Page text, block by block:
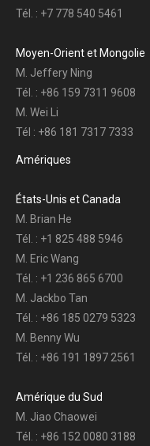
Tél. : +7 778 540 5461
Moyen-Orient et Mongolie
M. Jeffery Ning
Tél. : +86 159 7311 9608
M. Wei Li
Tél : +86 181 7317 7333
Amériques
États-Unis et Canada
M. Brian He
Tél. : +1 825 488 5946
M. Eric Wang
Tél. : +1 236 865 6700
M. Jackbo Tan
Tél. : +86 185 0279 5323
M. Benny Wu
Tél. : +86 191 1897 2561
Amérique du Sud
M. Jiao Chaowei
Tél. : +86 152 0080 3188